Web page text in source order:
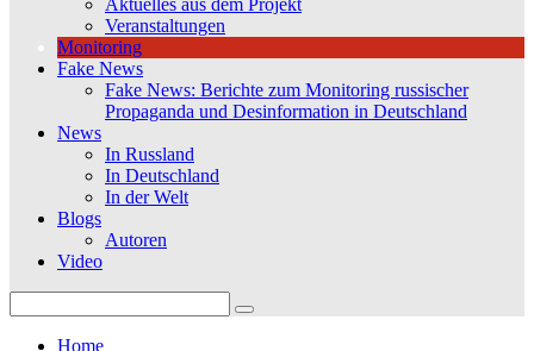
Aktuelles aus dem Projekt
Veranstaltungen
Monitoring
Fake News
Fake News: Berichte zum Monitoring russischer
Propaganda und Desinformation in Deutschland
News
In Russland
In Deutschland
In der Welt
Blogs
Autoren
Video
for:
Home